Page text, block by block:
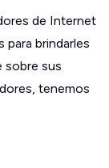
de Internet
para brindarles
sobre sus
tenemos